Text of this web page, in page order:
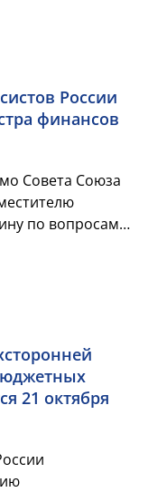
России
финансов
Совета Союза
по вопросам ,
21 октября